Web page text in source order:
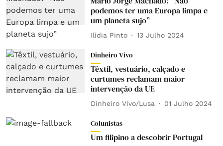
podemos ter uma Europa limpa e
um planeta sujo”
Ilídia Pinto 13 Julho 2024
Dinheiro Vivo
Têxtil, vestuário, calçado e
curtumes reclamam maior
intervenção da UE
Dinheiro Vivo/Lusa 01 Julho 2024
Colunistas
Um filipino a descobrir Portugal